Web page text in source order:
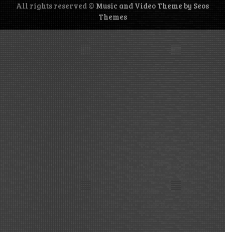
All rights reserved © Music and Video Theme by Seos
Themes